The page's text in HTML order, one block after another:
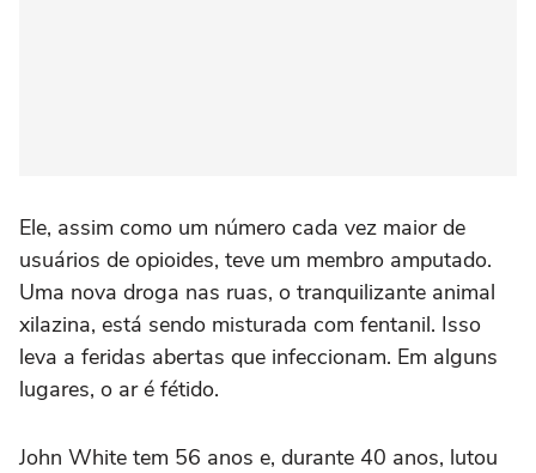
Ele, assim como um número cada vez maior de
usuários de opioides, teve um membro amputado.
Uma nova droga nas ruas, o tranquilizante animal
xilazina, está sendo misturada com fentanil. Isso
leva a feridas abertas que infeccionam. Em alguns
lugares, o ar é fétido.
John White tem 56 anos e, durante 40 anos, lutou